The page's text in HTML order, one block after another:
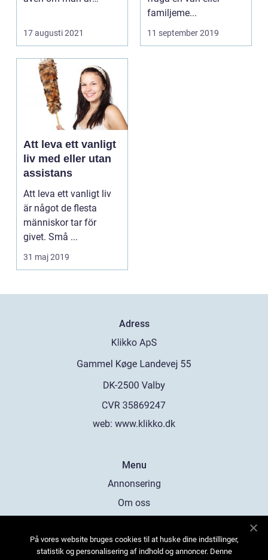
17 augusti 2021
familjeme...
11 september 2019
Att leva ett vanligt
liv med eller utan
assistans
Att leva ett vanligt liv
är något de flesta
människor tar för
givet. Små ...
31 maj 2019
Adress
web: www.klikko.dk
Menu
Annonsering
Om oss
Kontakta oss
På vores website bruges cookies til at huske dine indstillinger,
statistik og personalisering af indhold og annoncer. Denne